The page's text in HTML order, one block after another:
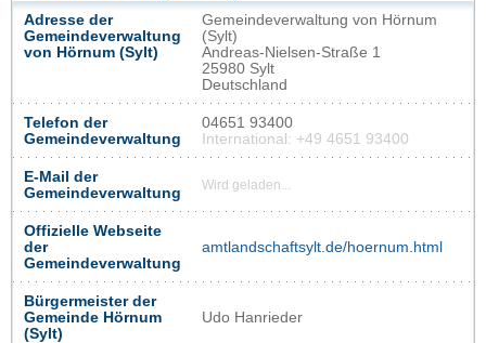
Adresse der
Gemeindeverwaltung
von Hörnum (Sylt)
Gemeindeverwaltung von Hörnum
(Sylt)
Andreas-Nielsen-Straße 1
25980 Sylt
Deutschland
Telefon der
Gemeindeverwaltung
04651 93400
International: +49 4651 93400
E-Mail der
Gemeindeverwaltung
Wird geladen...
Offizielle Webseite
der
Gemeindeverwaltung
amtlandschaftsylt.de/hoernum.html
Bürgermeister der
Gemeinde Hörnum
(Sylt)
Udo Hanrieder